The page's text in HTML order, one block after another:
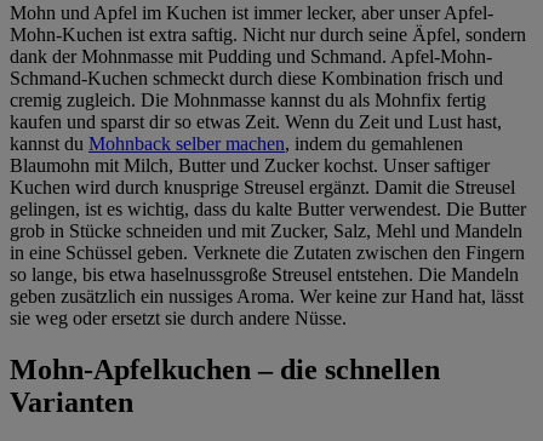
Mohn und Apfel im Kuchen ist immer lecker, aber unser Apfel-
Mohn-Kuchen ist extra saftig. Nicht nur durch seine Äpfel, sondern
dank der Mohnmasse mit Pudding und Schmand. Apfel-Mohn-
Schmand-Kuchen schmeckt durch diese Kombination frisch und
cremig zugleich. Die Mohnmasse kannst du als Mohnfix fertig
kaufen und sparst dir so etwas Zeit. Wenn du Zeit und Lust hast,
kannst du Mohnback selber machen, indem du gemahlenen
Blaumohn mit Milch, Butter und Zucker kochst. Unser saftiger
Kuchen wird durch knusprige Streusel ergänzt. Damit die Streusel
gelingen, ist es wichtig, dass du kalte Butter verwendest. Die Butter
grob in Stücke schneiden und mit Zucker, Salz, Mehl und Mandeln
in eine Schüssel geben. Verknete die Zutaten zwischen den Fingern
so lange, bis etwa haselnussgroße Streusel entstehen. Die Mandeln
geben zusätzlich ein nussiges Aroma. Wer keine zur Hand hat, lässt
sie weg oder ersetzt sie durch andere Nüsse.
Mohn-Apfelkuchen – die schnellen
Varianten